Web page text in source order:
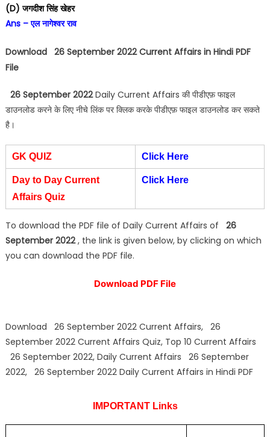
(D) जगदीश सिंह खेहर
Ans – एल नागेश्वर राव
Download 26 September 2022 Current Affairs in Hindi PDF
File
26 September 2022Daily Current Affairs की पीडीएफ़ फाइल
डाउनलोड करने के लिए नीचे लिंक पर क्लिक करके पीडीएफ़ फाइल डाउनलोड कर सकते
है।
GK QUIZ Click Here
Day to Day Current
Affairs Quiz
Click Here
To download the PDF file of Daily Current Affairs of
26
September 2022, the link is given below, by clicking on which
you can download the PDF file.
Download PDF File
Download 26 September 2022 Current Affairs, 26
September 2022 Current Affairs Quiz, Top 10 Current Affairs
26 September 2022, Daily Current Affairs 26 September
2022, 26 September 2022 Daily Current Affairs in Hindi PDF
IMPORTANT Links